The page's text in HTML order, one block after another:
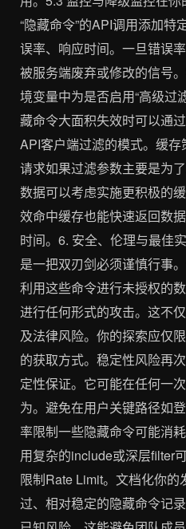
“隐藏命令”的API调用添加特
误率、响应时间。一旦错误
被服务端废弃或修改的信号
境变量中为是否启用“高级过
藏命令大面积失效时可以通
API客户端过滤的模式。缓
请求如果过滤参数主要是为
数据可以考虑实施更积极的
效命中缓存也能快速返回数
时间。6. 安全、伦理与最佳
是一把双刃剑必须谨慎行事
利用这些命令进行未授权的
进行任何形式的攻击。这不
及法律风险。你的探索应仅
的获取方式。稳定性风险再
定性保证。它可能在任何一
为。避免在用户关键路径如
率限制一些隐藏命令可能消
用复杂的include或深层filter
限制Rate Limit。文档化你的
过、相对稳定的隐藏命令记